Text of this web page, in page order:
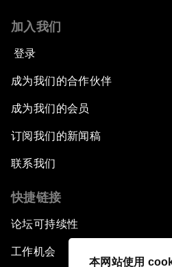
本网站使用
加入我们
登录
成为我们的合作伙伴
成为我们的会员
订阅我们的新闻稿
联系我们
快捷链接
论坛可持续性
工作机会